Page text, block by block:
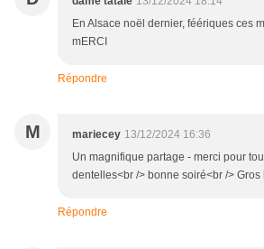
En Alsace noël dernier, féériques ces
mERCI
Répondre
M mariecey 13/12/2024 16:36
Un magnifique partage - merci pour
dentelles<br /> bonne soiré<br /> Gros
Répondre